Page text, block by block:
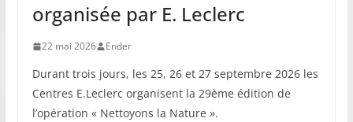
organisée par E. Leclerc
22 mai 2026 Ender
Durant trois jours, les 25, 26 et 27 septembre 2026 les
Centres E.Leclerc organisent la 29ème édition de
l’opération « Nettoyons la Nature ».